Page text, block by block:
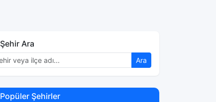
Şehir Ara
Ara
Popüler Şehirler